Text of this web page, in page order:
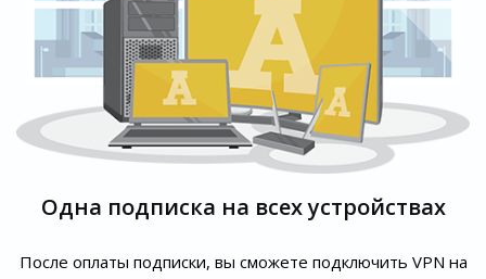
Одна подписка на всех устройствах
После оплаты подписки, вы сможете подключить VPN на